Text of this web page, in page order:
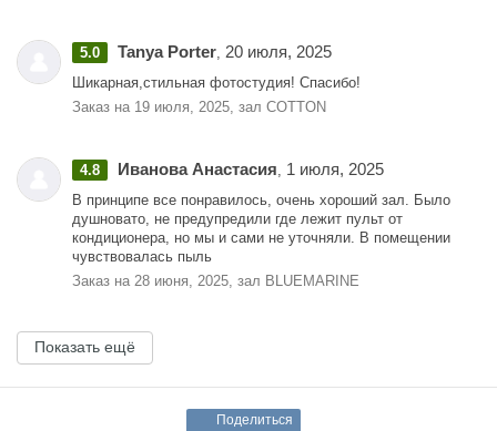
5.0 Tanya Porter, 20 июля, 2025
Шикарная,стильная фотостудия! Спасибо!
Заказ на 19 июля, 2025, зал COTTON
4.8 Иванова Анастасия, 1 июля, 2025
В принципе все понравилось, очень хороший зал. Было
душновато, не предупредили где лежит пульт от
кондиционера, но мы и сами не уточняли. В помещении
чувствовалась пыль
Заказ на 28 июня, 2025, зал BLUEMARINE
Показать ещё
Поделиться